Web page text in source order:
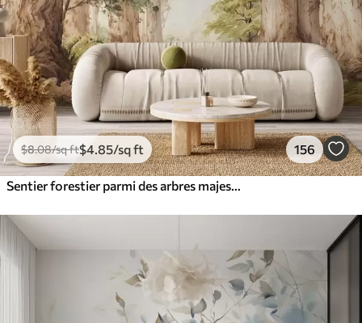
$8.08/sq ft$4 .85/sq ft 156